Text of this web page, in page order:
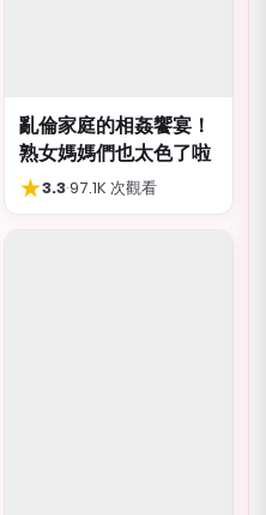
亂倫家庭的相姦饗宴！
熟女媽媽們也太色了啦
★3.3·97.1K 次觀看